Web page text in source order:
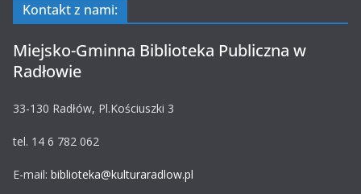
Kontakt z nami:
Miejsko-Gminna Biblioteka Publiczna w
Radłowie
33-130 Radłów, Pl.Kościuszki 3
tel. 14 6 782 062
E-mail: biblioteka@kulturaradlow.pl